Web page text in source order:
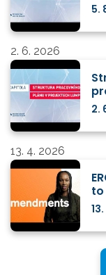
5.
2. 6. 2026
2.
13. 4. 2026
to